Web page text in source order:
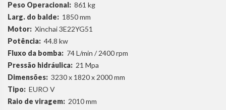
Peso Operacional: 861 kg
Larg. do balde: 1850 mm
Motor: Xinchai 3E22YG51
Potência: 44.8 kw
Fluxo da bomba: 74 L/min / 2400 rpm
Pressão hidráulica: 21 Mpa
Dimensões: 3230 x 1820 x 2000 mm
Tipo: EURO V
Raio de viragem: 2010 mm